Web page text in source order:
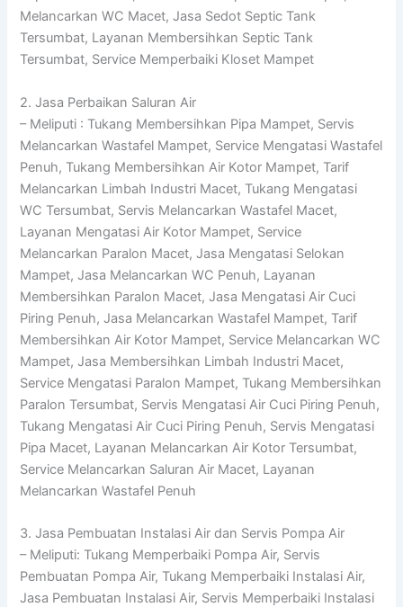
Melancarkan WC Macet, Jasa Sedot Septic Tank
Tersumbat, Layanan Membersihkan Septic Tank
Tersumbat, Service Memperbaiki Kloset Mampet
2. Jasa Perbaikan Saluran Air
– Meliputi : Tukang Membersihkan Pipa Mampet, Servis
Melancarkan Wastafel Mampet, Service Mengatasi Wastafel
Penuh, Tukang Membersihkan Air Kotor Mampet, Tarif
Melancarkan Limbah Industri Macet, Tukang Mengatasi
WC Tersumbat, Servis Melancarkan Wastafel Macet,
Layanan Mengatasi Air Kotor Mampet, Service
Melancarkan Paralon Macet, Jasa Mengatasi Selokan
Mampet, Jasa Melancarkan WC Penuh, Layanan
Membersihkan Paralon Macet, Jasa Mengatasi Air Cuci
Piring Penuh, Jasa Melancarkan Wastafel Mampet, Tarif
Membersihkan Air Kotor Mampet, Service Melancarkan WC
Mampet, Jasa Membersihkan Limbah Industri Macet,
Service Mengatasi Paralon Mampet, Tukang Membersihkan
Paralon Tersumbat, Servis Mengatasi Air Cuci Piring Penuh,
Tukang Mengatasi Air Cuci Piring Penuh, Servis Mengatasi
Pipa Macet, Layanan Melancarkan Air Kotor Tersumbat,
Service Melancarkan Saluran Air Macet, Layanan
Melancarkan Wastafel Penuh
3. Jasa Pembuatan Instalasi Air dan Servis Pompa Air
– Meliputi: Tukang Memperbaiki Pompa Air, Servis
Pembuatan Pompa Air, Tukang Memperbaiki Instalasi Air,
Jasa Pembuatan Instalasi Air, Servis Memperbaiki Instalasi